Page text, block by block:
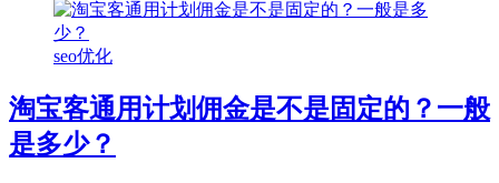
seo优化
淘宝客通用计划佣金是不是固定的？一般
是多少？